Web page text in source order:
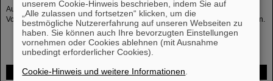
FAIR
Außerdem bietet Prof. Dr. Oliver Boine-Frankenheim an der TU Darmstadt
Vorlesungen zu den Themen
Plasmaphysik und Beschleunigerphysik an.
unserem Cookie-Hinweis beschrieben, indem Sie auf
„Alle zulassen und fortsetzen“ klicken, um die
bestmögliche Nutzererfahrung auf unseren Webseiten zu
haben. Sie können auch Ihre bevorzugten Einstellungen
vornehmen oder Cookies ablehnen (mit Ausnahme
unbedingt erforderlicher Cookies).
Cookie-Hinweis und weitere Informationen